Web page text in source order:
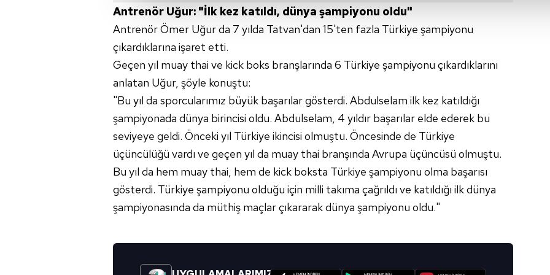
çerezler vasıtasıyla çeşitli kişisel verileriniz işlenmekte olup gerekli olan çerezler bilgi toplumu
amacıyla kullanılmaktadır. Diğer çerezler, sitemizin daha işlevsel kılınması ve
reklam/pazarlama faaliyetlerinin yapılması, amaçlarıyla sınırlı olarak açık rızanız dahilinde
Çerezlere ilişkin tercihlerinizi aşağıda yer alan panel vasıtasıyla belirleyebilirsiniz. Çerezlere
butonuna tıklayabilir,Çerez Bilgilendirme Metnimizi
6698 sayılı Kişisel Verilerin Korunması Kanunu uyarınca hazırlanmış Aydınlatma Metnimizi
mevzuata uygun olarak kullanılan çerezlerle ilgili bilgi almak için lütfen
Antrenör Uğur: "İlk kez katıldı, dünya şampiyonu oldu"
Antrenör Ömer Uğur da 7 yılda Tatvan'dan 15'ten fazla Türkiye şampiyonu
çıkardıklarına işaret etti.
Geçen yıl muay thai ve kick boks branşlarında 6 Türkiye şampiyonu çıkardıklarını
anlatan Uğur, şöyle konuştu:
"Bu yıl da sporcularımız büyük başarılar gösterdi. Abdulselam ilk kez katıldığı
şampiyonada dünya birincisi oldu. Abdulselam, 4 yıldır başarılar elde ederek bu
seviyeye geldi. Önceki yıl Türkiye ikincisi olmuştu. Öncesinde de Türkiye
üçüncülüğü vardı ve geçen yıl da muay thai branşında Avrupa üçüncüsü olmuştu.
Bu yıl da hem muay thai, hem de kick boksta Türkiye şampiyonu olma başarısı
gösterdi. Türkiye şampiyonu olduğu için milli takıma çağrıldı ve katıldığı ilk dünya
şampiyonasında da müthiş maçlar çıkararak dünya şampiyonu oldu."